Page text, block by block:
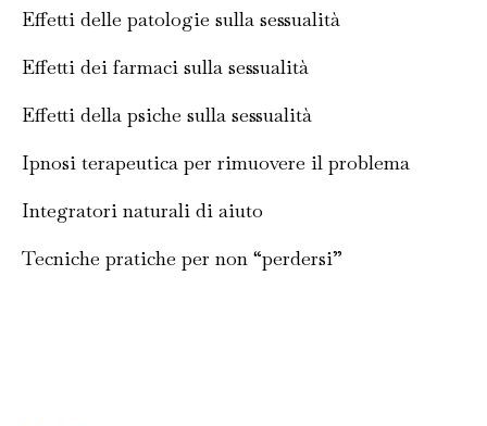
Effetti delle patologie sulla sessualità
Effetti dei farmaci sulla sessualità
Effetti della psiche sulla sessualità
Ipnosi terapeutica per rimuovere il problema
Integratori naturali di aiuto
Tecniche pratiche per non “perdersi”